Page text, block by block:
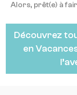
Alors, prêt(e) à
Découvrez
en